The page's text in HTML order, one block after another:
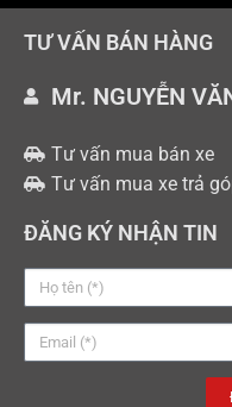
TƯ VẤN BÁN HÀNG
Mr. NGUYỄN
Tư vấn mua bán xe
Tư vấn mua xe trả
ĐĂNG KÝ NHẬN TIN